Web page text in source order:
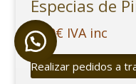
Especias de
2,90€ IVA inc
Realizar pedidos a